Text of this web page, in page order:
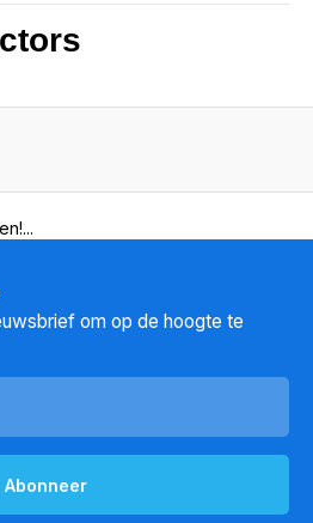
om op de hoogte te
Abonneer